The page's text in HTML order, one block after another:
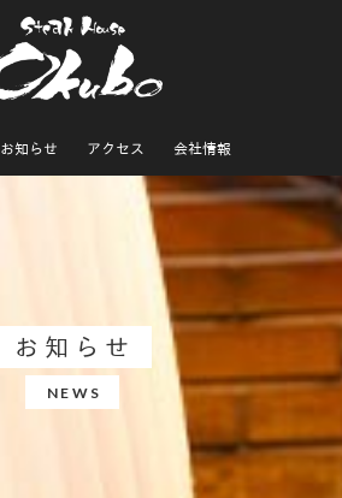
お知らせ アクセス 会社情報
お知らせ
NEWS